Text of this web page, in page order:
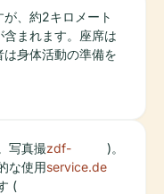
、約2キロメート
まれます。座席は
身体活動の準備を
写真撮
な使用
(
zdf-
service.de
)。